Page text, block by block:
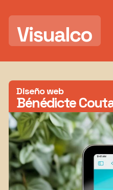
Diseño web
Bénédicte